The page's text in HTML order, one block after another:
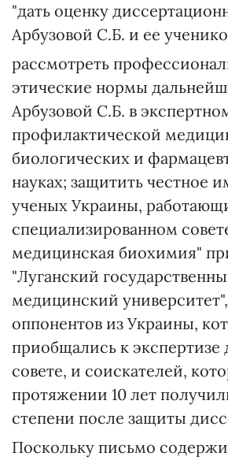
"дать оценку
Арбузовой С.Б. и ее
рассмотреть
этические нормы
Арбузовой С.Б. в
профилактической
биологических и
науках; защитить честное
ученых Украины,
специализированном
медицинская биохимия"
"Луганский
медицинский
оппонентов из Украины,
приобщались к экспертизе
совете, и соискателей,
протяжении 10 лет
степени после защиты
Поскольку письмо